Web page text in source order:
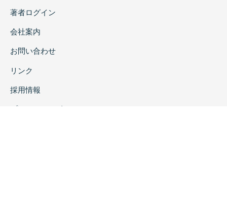
著者ログイン
会社案内
お問い合わせ
リンク
採用情報